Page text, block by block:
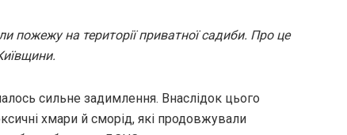
пожежу на території приватної садиби. Про це
сильне задимлення. Внаслідок цього
хмари й сморід, які продовжували